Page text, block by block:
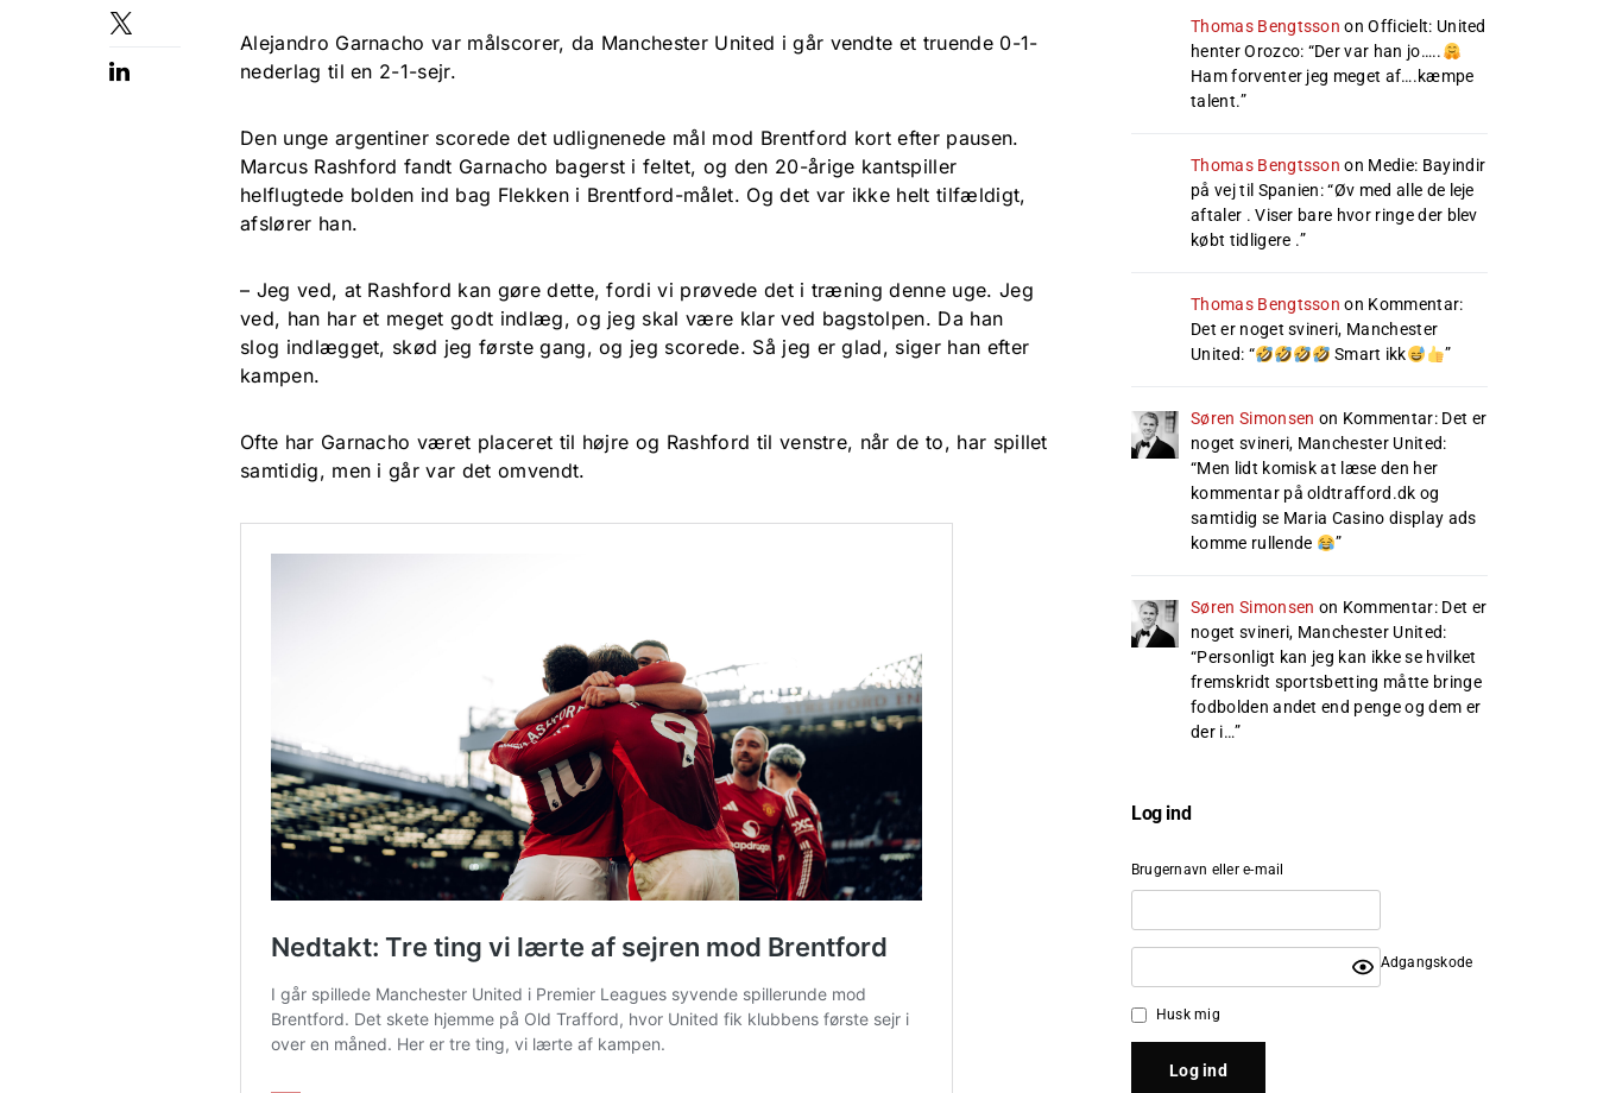
Alejandro Garnacho var målscorer, da Manchester United i går vendte et truende 0-1-
nederlag til en 2-1-sejr.
Den unge argentiner scorede det udlignenede mål mod Brentford kort efter pausen.
Marcus Rashford fandt Garnacho bagerst i feltet, og den 20-årige kantspiller
helflugtede bolden ind bag Flekken i Brentford-målet. Og det var ikke helt tilfældigt,
afslører han.
– Jeg ved, at Rashford kan gøre dette, fordi vi prøvede det i træning denne uge. Jeg
ved, han har et meget godt indlæg, og jeg skal være klar ved bagstolpen. Da han
slog indlægget, skød jeg første gang, og jeg scorede. Så jeg er glad, siger han efter
kampen.
Ofte har Garnacho været placeret til højre og Rashford til venstre, når de to, har spillet
samtidig, men i går var det omvendt.
Thomas Bengtsson onOfficielt: United
henter Orozco: “Der var han jo…..
Ham forventer jeg meget af….kæmpe
talent.”
Thomas Bengtsson on Medie: Bayindir
på vej til Spanien: “Øv med alle de leje
aftaler . Viser bare hvor ringe der blev
købt tidligere .”
Thomas Bengtsson on Kommentar:
Det er noget svineri, Manchester
United: “ Smart ikk ”
Søren Simonsen on Kommentar: Det er
noget svineri, Manchester United:
“Men lidt komisk at læse den her
kommentar på oldtrafford.dk og
samtidig se Maria Casino display ads
komme rullende
”
Søren Simonsen on Kommentar: Det er
noget svineri, Manchester United:
“Personligt kan jeg kan ikke se hvilket
fremskridt sportsbetting måtte bringe
fodbolden andet end penge og dem er
der i…”
Log ind
Brugernavn eller e-mail
Adgangskode
Husk mig